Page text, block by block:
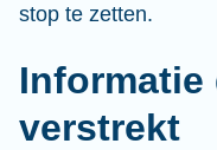
stop te zetten.
Informatie
verstrekt